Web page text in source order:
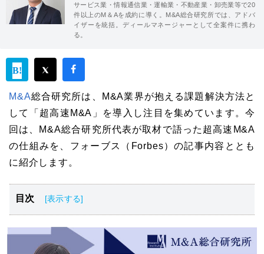
サービス業・情報通信業・運輸業・不動産業・卸売業等で20
件以上のM＆Aを成約に導く。M&A総合研究所では、アドバ
イザーを統括。ディールマネージャーとして全案件に携わ
る。
M&A総合研究所は、M&A業界が抱える課題解決方法と
して「超高速M&A」を導入し注目を集めています。今
回は、M&A総合研究所代表が取材で語った超高速M&A
の仕組みを、フォーブス（Forbes）の記事内容ととも
に紹介します。
目次
M&A総合研究所は完全成功報酬制（※譲渡企業様のみ）
のM&A仲介会社
M&A総合研究所の代表者